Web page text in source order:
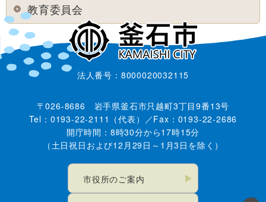
教育委員会
法人番号：8000020032115
〒026-8686 岩手県釜石市只越町3丁目9番13号
Tel：0193-22-2111（代表）／Fax：0193-22-2686
開庁時間：8時30分から17時15分
（土日祝日および12月29日～1月3日を除く）
市役所のご案内